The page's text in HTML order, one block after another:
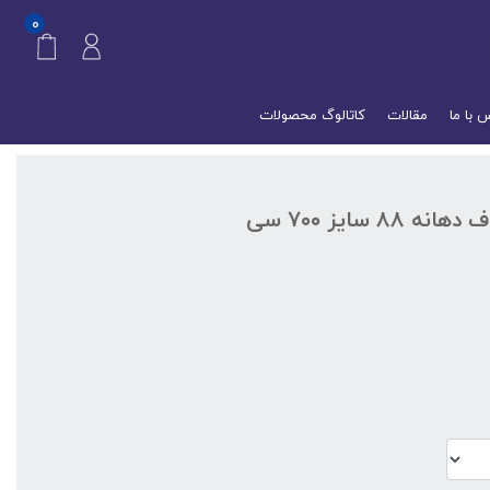
۰
با ما مقالات کاتالوگ محصولات
جار پلاستیکی، پت استوانه شفاف دهانه ۸۸ سایز ۷۰۰ سی